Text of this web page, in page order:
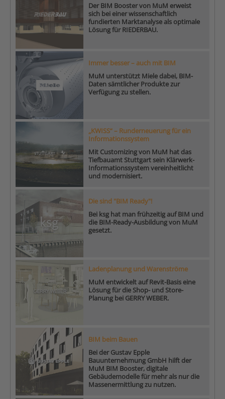
Der BIM Booster von MuM erweist
sich bei einer wissenschaftlich
fundierten Marktanalyse als optimale
Lösung für RIEDERBAU.
Immer besser – auch mit BIM
MuM unterstützt Miele dabei, BIM-
Daten sämtlicher Produkte zur
Verfügung zu stellen.
„KWISS“ – Runderneuerung für ein
Informationssystem
Mit Customizing von MuM hat das
Tiefbauamt Stuttgart sein Klärwerk-
Informationssystem vereinheitlicht
und modernisiert.
Die sind "BIM Ready"!
Bei ksg hat man frühzeitig auf BIM und
die BIM-Ready-Ausbildung von MuM
gesetzt.
Ladenplanung und Warenströme
MuM entwickelt auf Revit-Basis eine
Lösung für die Shop- und Store-
Planung bei GERRY WEBER.
BIM beim Bauen
Bei der Gustav Epple
Bauunternehmung GmbH hilft der
MuM BIM Booster, digitale
Gebäudemodelle für mehr als nur die
Massenermittlung zu nutzen.